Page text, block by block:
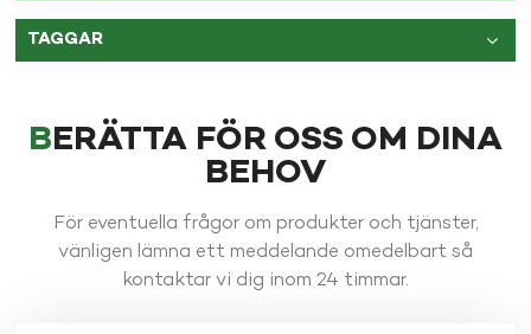
TAGGAR
BERÄTTA FÖR OSS OM DINA
BEHOV
För eventuella frågor om produkter och tjänster,
vänligen lämna ett meddelande omedelbart så
kontaktar vi dig inom 24 timmar.